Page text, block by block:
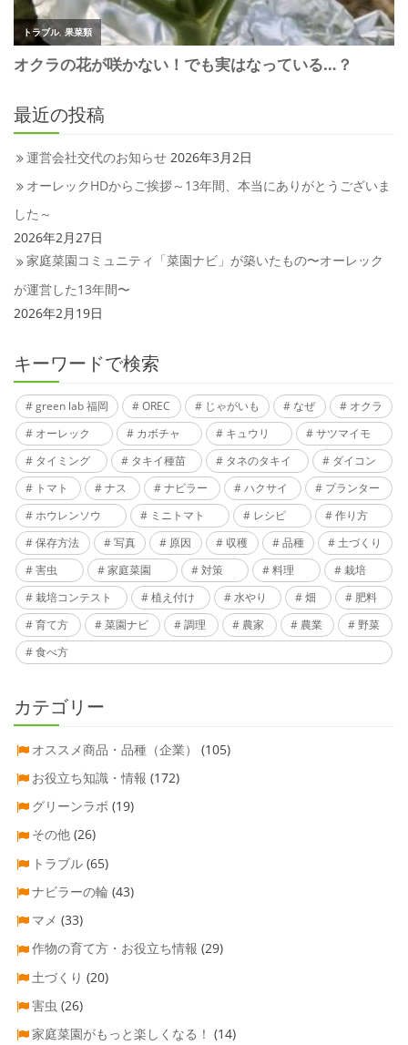
最近の投稿
運営会社交代のお知らせ 2026年3月2日
オーレックHDからご挨拶～13年間、本当にありがとうございま
した～
2026年2月27日
家庭菜園コミュニティ「菜園ナビ」が築いたもの〜オーレック
が運営した13年間〜
2026年2月19日
キーワードで検索
green lab 福岡 OREC じゃがいも なぜ
オクラ
オーレック
カボチャ キュウリ
サツマイモ
タイミング
タキイ種苗 タネのタキイ
ダイコン
トマト
ナス ナビラー ハクサイ
プランター
ホウレンソウ
ミニトマト レシピ
作り方
保存方法
写真 原因 収穫 品種
土づくり
害虫
家庭菜園 対策 料理
栽培
栽培コンテスト
植え付け 水やり 畑
肥料
育て方
菜園ナビ 調理 農家 農業
野菜
食べ方
カテゴリー
オススメ商品・品種（企業）
(105)
お役立ち知識・情報 (172)
グリーンラボ (19)
その他 (26)
トラブル (65)
ナビラーの輪 (43)
マメ (33)
作物の育て方・お役立ち情報 (29)
土づくり (20)
害虫 (26)
家庭菜園がもっと楽しくなる！ (14)